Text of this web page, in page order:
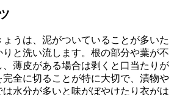
うは、泥がついていることが多いた
と洗い流します。根の部分や葉が不
薄皮がある場合は剥くと口当たりが
全に切ることが特に大切で、漬物や
水分が多いと味がぼやけたり衣がは